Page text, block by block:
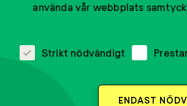
som bra sätt att testa på livet som
använda vår webbplats
Strikt nödvändigt
ENDAST